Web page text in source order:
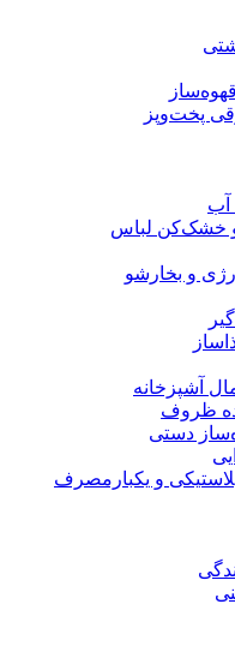
پخت‌وپز
آب
خشک‌کن لباس
و بخارشو
آشپزخانه
ظروف
دستی
و یکبارمصرف